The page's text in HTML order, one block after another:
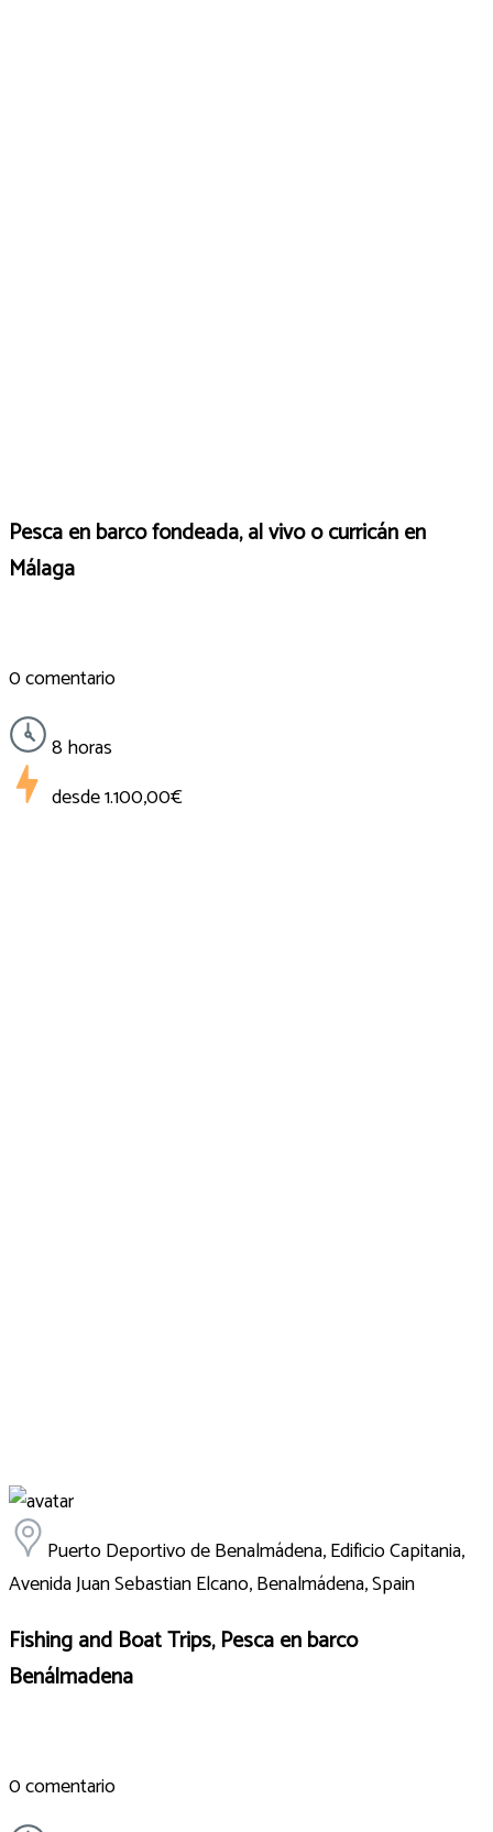
Pesca en barco fondeada, al vivo o curricán en
Málaga
0 comentario
8 horas
desde1.100,00€
Puerto Deportivo de Benalmádena, Edificio Capitania,
Avenida Juan Sebastian Elcano, Benalmádena, Spain
Fishing and Boat Trips, Pesca en barco
Benálmadena
0 comentario